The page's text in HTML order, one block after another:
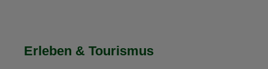
Erleben & Tourismus